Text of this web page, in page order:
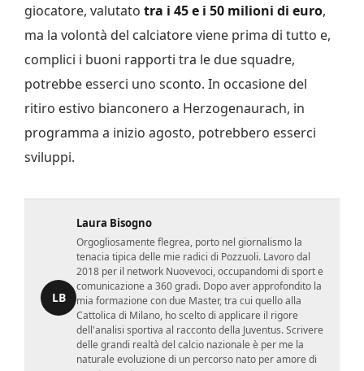
giocatore, valutato tra i 45 e i 50 milioni di euro,
ma la volontà del calciatore viene prima di tutto e,
complici i buoni rapporti tra le due squadre,
potrebbe esserci uno sconto. In occasione del
ritiro estivo bianconero a Herzogenaurach, in
programma a inizio agosto, potrebbero esserci
sviluppi.
LB
Laura Bisogno
Orgogliosamente flegrea, porto nel giornalismo la
tenacia tipica delle mie radici di Pozzuoli. Lavoro dal
2018 per il network Nuovevoci, occupandomi di sport e
comunicazione a 360 gradi. Dopo aver approfondito la
mia formazione con due Master, tra cui quello alla
Cattolica di Milano, ho scelto di applicare il rigore
dell'analisi sportiva al racconto della Juventus. Scrivere
delle grandi realtà del calcio nazionale è per me la
naturale evoluzione di un percorso nato per amore di